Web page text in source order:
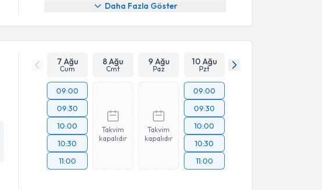
Daha Fazla Göster
7 Ağu
Cum
8 Ağu
Cmt
9 Ağu
Paz
10 Ağu
Pzt
09:00
09:30
10:00
10:30
11:00
Takvim
kapalıdır
Takvim
kapalıdır
09:00
09:30
10:00
10:30
11:00